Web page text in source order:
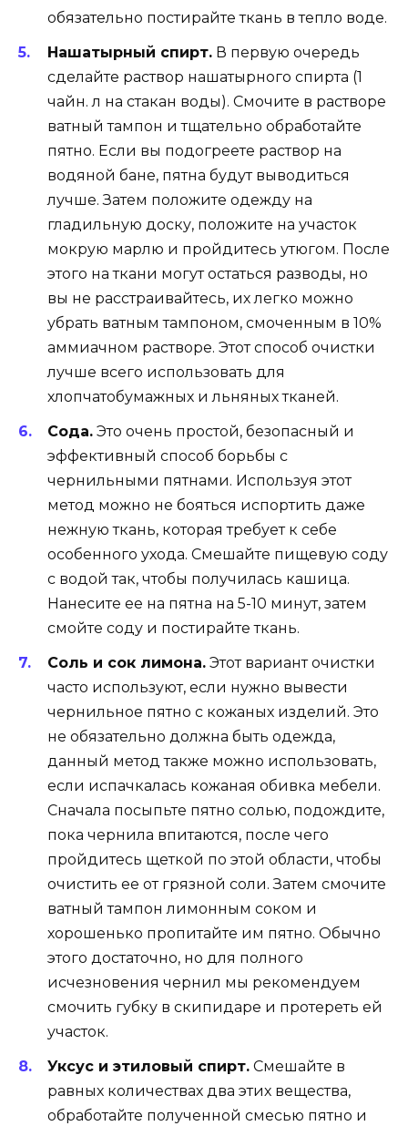
обязательно постирайте ткань в тепло воде.
Нашатырный спирт. В первую очередь
сделайте раствор нашатырного спирта (1
чайн. л на стакан воды). Смочите в растворе
ватный тампон и тщательно обработайте
пятно. Если вы подогреете раствор на
водяной бане, пятна будут выводиться
лучше. Затем положите одежду на
гладильную доску, положите на участок
мокрую марлю и пройдитесь утюгом. После
этого на ткани могут остаться разводы, но
вы не расстраивайтесь, их легко можно
убрать ватным тампоном, смоченным в 10%
аммиачном растворе. Этот способ очистки
лучше всего использовать для
хлопчатобумажных и льняных тканей.
Сода. Это очень простой, безопасный и
эффективный способ борьбы с
чернильными пятнами. Используя этот
метод можно не бояться испортить даже
нежную ткань, которая требует к себе
особенного ухода. Смешайте пищевую соду
с водой так, чтобы получилась кашица.
Нанесите ее на пятна на 5-10 минут, затем
смойте соду и постирайте ткань.
Соль и сок лимона. Этот вариант очистки
часто используют, если нужно вывести
чернильное пятно с кожаных изделий. Это
не обязательно должна быть одежда,
данный метод также можно использовать,
если испачкалась кожаная обивка мебели.
Сначала посыпьте пятно солью, подождите,
пока чернила впитаются, после чего
пройдитесь щеткой по этой области, чтобы
очистить ее от грязной соли. Затем смочите
ватный тампон лимонным соком и
хорошенько пропитайте им пятно. Обычно
этого достаточно, но для полного
исчезновения чернил мы рекомендуем
смочить губку в скипидаре и протереть ей
участок.
Уксус и этиловый спирт. Смешайте в
равных количествах два этих вещества,
обработайте полученной смесью пятно и